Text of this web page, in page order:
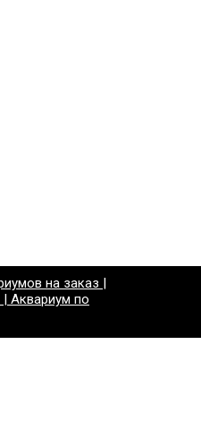
на заказ |
Аквариум по